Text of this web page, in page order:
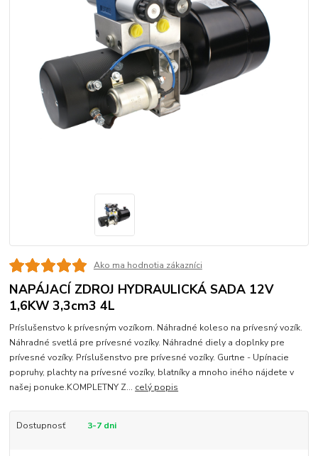
Ako ma hodnotia zákazníci
NAPÁJACÍ ZDROJ HYDRAULICKÁ SADA 12V
1,6KW 3,3cm3 4L
Príslušenstvo k prívesným vozíkom. Náhradné koleso na prívesný vozík.
Náhradné svetlá pre prívesné vozíky. Náhradné diely a doplnky pre
prívesné vozíky. Príslušenstvo pre prívesné vozíky. Gurtne - Upínacie
popruhy, plachty na prívesné vozíky, blatníky a mnoho iného nájdete v
našej ponuke.KOMPLETNY Z... celý popis
Dostupnosť 3-7 dni